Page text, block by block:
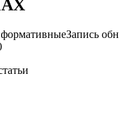
Запись